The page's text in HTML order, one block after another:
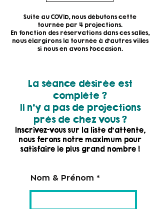
Suite au COVID, nous débutons cette
tournée par 4 projections.
En fonction des réservations dans ces salles,
nous élargirons la tournée à d'autres villes
si nous en avons l'occasion.
La séance désirée est
complète ?
Il n'y a pas de projections
près de chez vous ?
Inscrivez-vous sur la liste d'attente,
nous ferons notre maximum pour
satisfaire le plus grand nombre !
Nom & Prénom